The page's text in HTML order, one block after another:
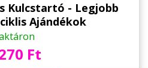
Kulcstartó - Legjobb
Ajándékok
Ft